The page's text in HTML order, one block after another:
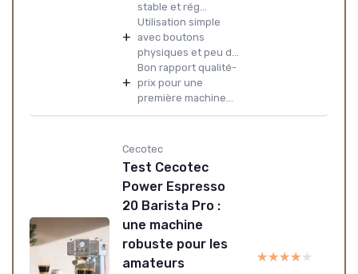
stable et rég...
+
Utilisation simple
avec boutons
physiques et peu d...
+
Bon rapport qualité-
prix pour une
première machine...
Cecotec
Test Cecotec
Power Espresso
20 Barista Pro :
une machine
robuste pour les
amateurs
★★★★★
★★★★★